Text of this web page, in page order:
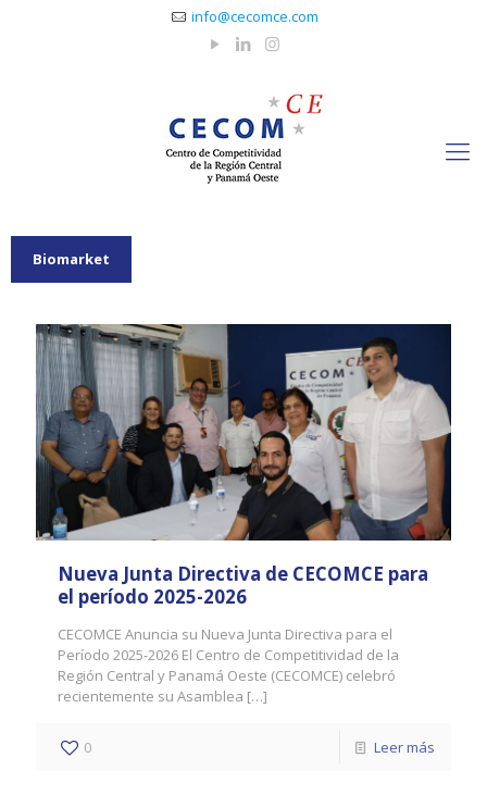
info@cecomce.com
Biomarket
Nueva Junta Directiva de CECOMCE para
el período 2025-2026
CECOMCE Anuncia su Nueva Junta Directiva para el
Período 2025-2026 El Centro de Competitividad de la
Región Central y Panamá Oeste (CECOMCE) celebró
recientemente su Asamblea […]
0 Leer más